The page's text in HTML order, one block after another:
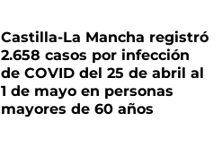
Castilla-La Mancha registró
2.658 casos por infección
de COVID del 25 de abril al
1 de mayo en personas
mayores de 60 años